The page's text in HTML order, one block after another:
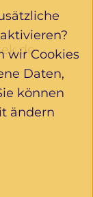
aktivieren?
wir Cookies
Daten,
können
ändern